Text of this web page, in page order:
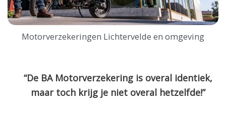
Motorverzekeringen Lichtervelde en omgeving
“De BA Motorverzekering is overal identiek,
maar toch krijg je niet overal hetzelfde!”